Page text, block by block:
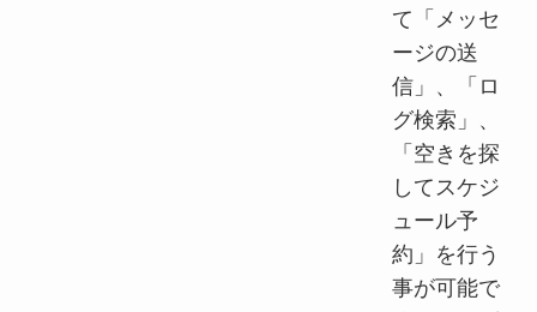
て「メッセ
ージの送
信」、「ロ
グ検索」、
「空きを探
してスケジ
ュール予
約」を行う
事が可能で